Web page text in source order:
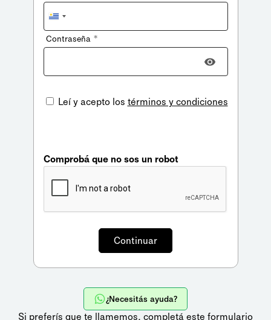
Uruguay
+598
Contraseña *
Leí y acepto los términos y condiciones
Comprobá que no sos un robot
¿Necesitás ayuda?
Si preferís que te llamemos, completá este formulario